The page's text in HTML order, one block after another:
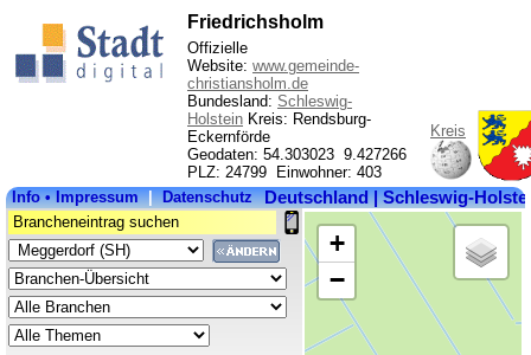
Friedrichsholm
Offizielle
Website: www.gemeinde-
christiansholm.de
Bundesland: Schleswig-
Holstein Kreis: Rendsburg-
Eckernförde
Geodaten: 54.303023 9.427266
PLZ: 24799 Einwohner: 403
Kreis